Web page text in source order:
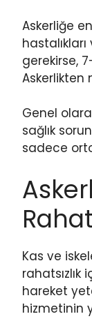
Askerliğe
gerekirse,
Askerlikten
Genel
sağlık
sadece
Kas ve
rahatsızlık
hareket
hizmetinin